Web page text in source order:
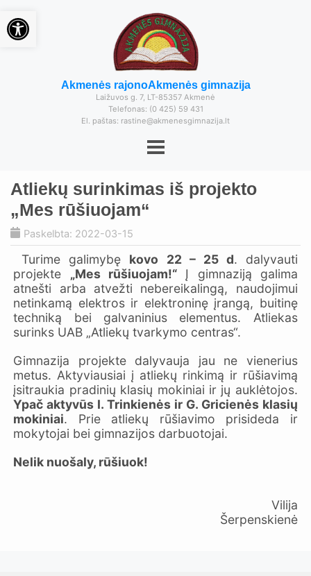
Akmenės rajonoAkmenės gimnazija
Laižuvos g. 7, LT-85357 Akmenė
Telefonas: (0 425) 59 431
El. paštas: rastine@akmenesgimnazija.lt
Atliekų surinkimas iš projekto
„Mes rūšiuojam“
Paskelbta: 2022-03-15
Turime galimybę kovo 22 – 25 d. dalyvauti
projekte „Mes rūšiuojam!“Į gimnaziją galima
atnešti arba atvežti nebereikalingą, naudojimui
netinkamą elektros ir elektroninę įrangą, buitinę
techniką bei galvaninius elementus. Atliekas
surinks UAB „Atliekų tvarkymo centras“.
Gimnazija projekte dalyvauja jau ne vienerius
metus. Aktyviausiai į atliekų rinkimą ir rūšiavimą
įsitraukia pradinių klasių mokiniai ir jų auklėtojos.
Ypač aktyvūs I. Trinkienės ir G. Gricienės klasių
mokiniai. Prie atliekų rūšiavimo prisideda ir
mokytojai bei gimnazijos darbuotojai.
Nelik nuošaly, rūšiuok!
Vilija
Šerpenskienė
Open toolbar